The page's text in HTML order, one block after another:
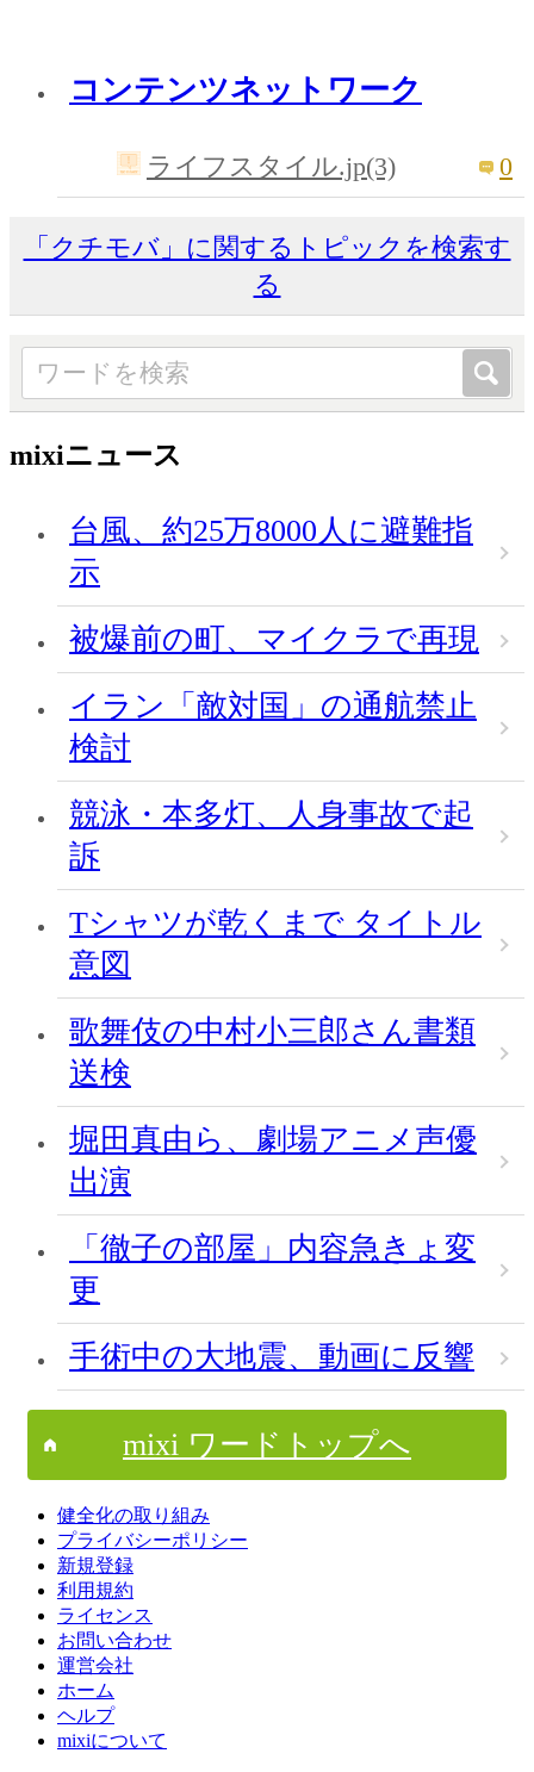
コンテンツネットワーク
ライフスタイル.jp(3) 0
「クチモバ」に関するトピックを検索す
る
mixiニュース
台風、約25万8000人に避難指
示
被爆前の町、マイクラで再現
イラン「敵対国」の通航禁止
検討
競泳・本多灯、人身事故で起
訴
Tシャツが乾くまで タイトル
意図
歌舞伎の中村小三郎さん書類
送検
堀田真由ら、劇場アニメ声優
出演
「徹子の部屋」内容急きょ変
更
手術中の大地震、動画に反響
mixi ワードトップへ
健全化の取り組み
プライバシーポリシー
新規登録
利用規約
ライセンス
お問い合わせ
運営会社
ホーム
ヘルプ
mixiについて